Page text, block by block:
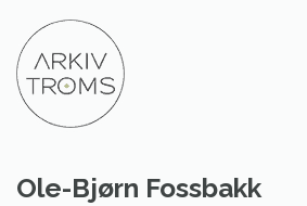
innhold
Ole-Bjørn Fossbakk